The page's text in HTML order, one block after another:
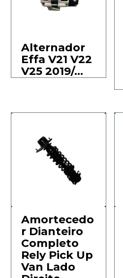
Alternador
Effa V21 V22
V25 2019/…
Amortecedo
r Dianteiro
Completo
Rely Pick Up
Van Lado